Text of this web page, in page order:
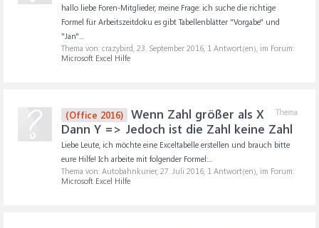
hallo liebe Foren-Mitglieder, meine Frage: ich suche die richtige
Formel für Arbeitszeitdoku es gibt Tabellenblätter "Vorgabe" und
"Jan"...
Thema von: crazybird, 23. September 2016, 1 Antwort(en), im Forum:
Microsoft Excel Hilfe
Thema
(Office 2016)
Wenn Zahl größer als X
Dann Y => Jedoch ist die Zahl keine Zahl
Liebe Leute, ich möchte eine Exceltabelle erstellen und brauch bitte
eure Hilfe! Ich arbeite mit folgender Formel:...
Thema von: Autobahnkurier, 27. Juli 2016, 1 Antwort(en), im Forum:
Microsoft Excel Hilfe